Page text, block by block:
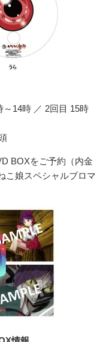
～14時 ／ 2回目 15時
BOXをご予約（内金
こ娘スペシャルブロマ